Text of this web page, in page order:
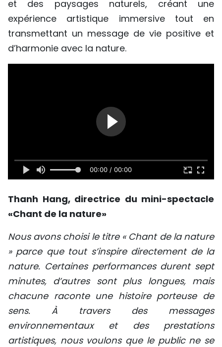
et des paysages naturels, créant une
expérience artistique immersive tout en
transmettant un message de vie positive et
d’harmonie avec la nature.
00:00 / 00:00
Thanh Hang, directrice du mini-spectacle
«Chant de la nature»
Nous avons choisi le titre « Chant de la nature
» parce que tout s’inspire directement de la
nature. Certaines performances durent sept
minutes, d’autres sont plus longues, mais
chacune raconte une histoire porteuse de
sens. À travers des messages
environnementaux et des prestations
artistiques, nous voulons que le public ne se